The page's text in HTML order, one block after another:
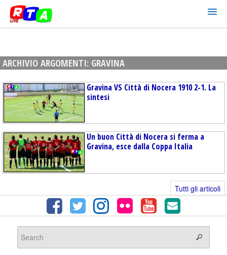
ARCHIVIO ARGOMENTI: GRAVINA
Gravina VS Città di Nocera 1910 2-1. La
sintesi
Un buon Città di Nocera si ferma a
Gravina, esce dalla Coppa Italia
Tutti gli articoli